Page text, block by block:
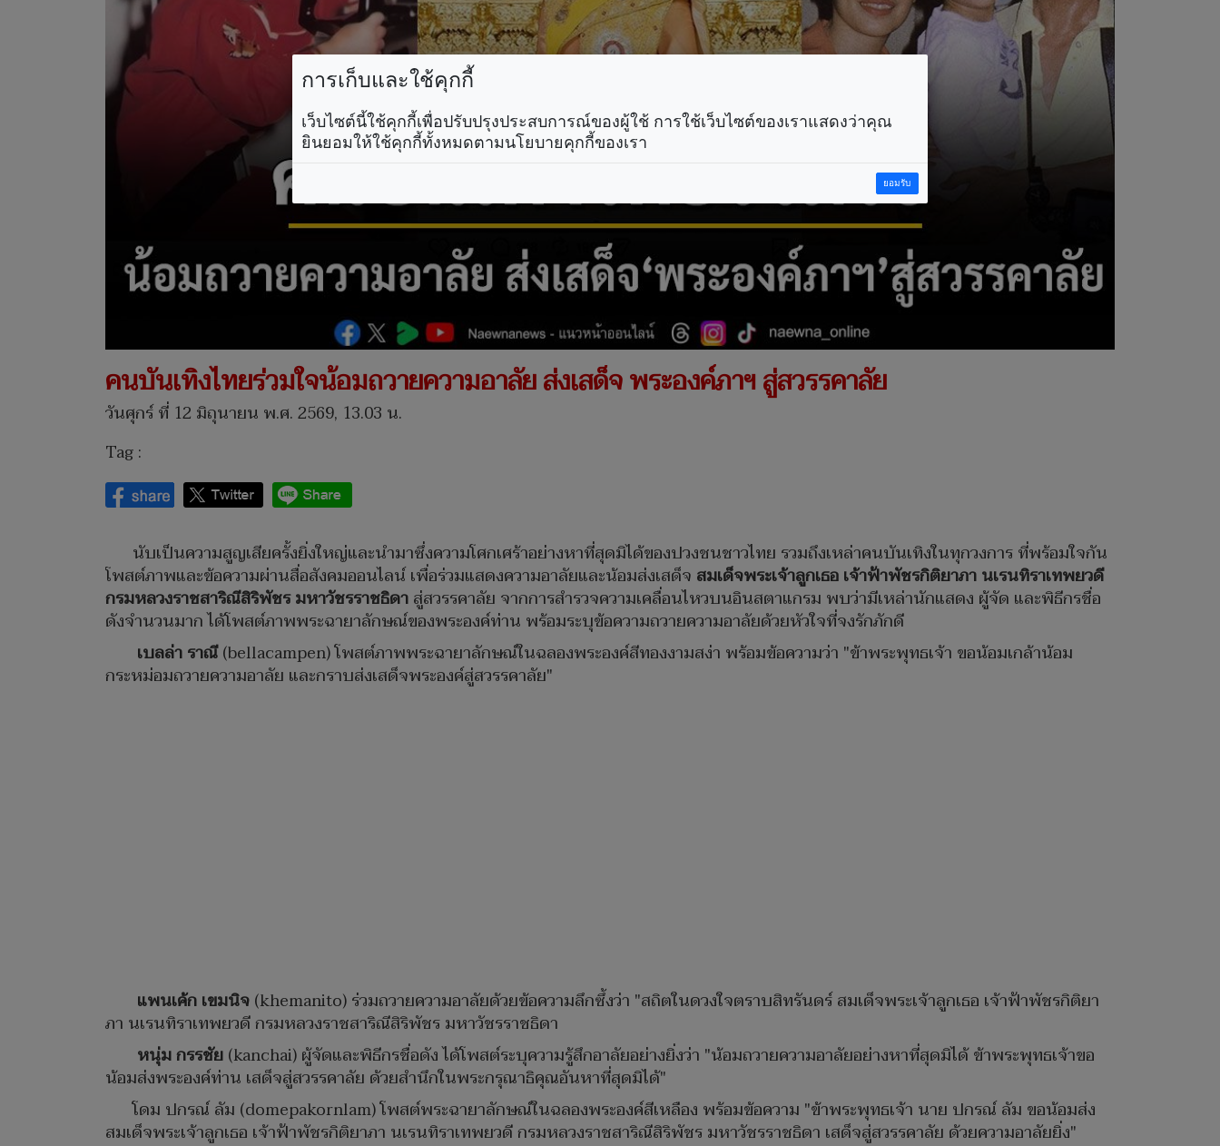
คนบันเทิงไทยร่วมใจน้อมถวายความอาลัย ส่งเสด็จ พระองค์ภาฯ สู่สวรรคาลัย
วันศุกร์ ที่ 12 มิถุนายน พ.ศ. 2569, 13.03 น.
Tag :
นับเป็นความสูญเสียครั้งยิ่งใหญ่และนำมาซึ่งความโศกเศร้าอย่างหาที่สุดมิได้ของปวงชนชาวไทย รวมถึงเหล่าคนบันเทิงในทุกวงการ ที่พร้อมใจกัน
โพสต์ภาพและข้อความผ่านสื่อสังคมออนไลน์ เพื่อร่วมแสดงความอาลัยและน้อมส่งเสด็จ สมเด็จพระเจ้าลูกเธอ เจ้าฟ้าพัชรกิติยาภา นเรนทิราเทพยวดี
กรมหลวงราชสาริณีสิริพัชร มหาวัชรราชธิดาสู่สวรรคาลัย จากการสำรวจความเคลื่อนไหวบนอินสตาแกรม พบว่ามีเหล่านักแสดง ผู้จัด และพิธีกรชื่อ
ดังจำนวนมาก ได้โพสต์ภาพพระฉายาลักษณ์ของพระองค์ท่าน พร้อมระบุข้อความถวายความอาลัยด้วยหัวใจที่จงรักภักดี
เบลล่า ราณี(bellacampen) โพสต์ภาพพระฉายาลักษณ์ในฉลองพระองค์สีทองงามสง่า พร้อมข้อความว่า "ข้าพระพุทธเจ้า ขอน้อมเกล้าน้อม
กระหม่อมถวายความอาลัย และกราบส่งเสด็จพระองค์สู่สวรรคาลัย"
แพนเค้ก เขมนิจ(khemanito) ร่วมถวายความอาลัยด้วยข้อความลึกซึ้งว่า "สถิตในดวงใจตราบสิทรันดร์ สมเด็จพระเจ้าลูกเธอ เจ้าฟ้าพัชรกิติยา
ภา นเรนทิราเทพยวดี กรมหลวงราชสาริณีสิริพัชร มหาวัชรราชธิดา
หนุ่ม กรรชัย(kanchai) ผู้จัดและพิธีกรชื่อดัง ได้โพสต์ระบุความรู้สึกอาลัยอย่างยิ่งว่า "น้อมถวายความอาลัยอย่างหาที่สุดมิได้ ข้าพระพุทธเจ้าขอ
น้อมส่งพระองค์ท่าน เสด็จสู่สวรรคาลัย ด้วยสำนึกในพระกรุณาธิคุณอันหาที่สุดมิได้"
โดม ปกรณ์ ลัม (domepakornlam) โพสต์พระฉายาลักษณ์ในฉลองพระองค์สีเหลือง พร้อมข้อความ "ข้าพระพุทธเจ้า นาย ปกรณ์ ลัม ขอน้อมส่ง
สมเด็จพระเจ้าลูกเธอ เจ้าฟ้าพัชรกิติยาภา นเรนทิราเทพยวดี กรมหลวงราชสาริณีสิริพัชร มหาวัชรราชธิดา เสด็จสู่สวรรคาลัย ด้วยความอาลัยยิ่ง"
การเก็บและใช้คุกกี้
เว็บไซต์นี้ใช้คุกกี้เพื่อปรับปรุงประสบการณ์ของผู้ใช้ การใช้เว็บไซต์ของเราแสดงว่าคุณ
ยินยอมให้ใช้คุกกี้ทั้งหมดตามนโยบายคุกกี้ของเรา
ยอมรับ